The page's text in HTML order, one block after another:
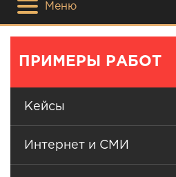
Меню
ПРИМЕРЫ РАБОТ
Кейсы
Интернет и СМИ